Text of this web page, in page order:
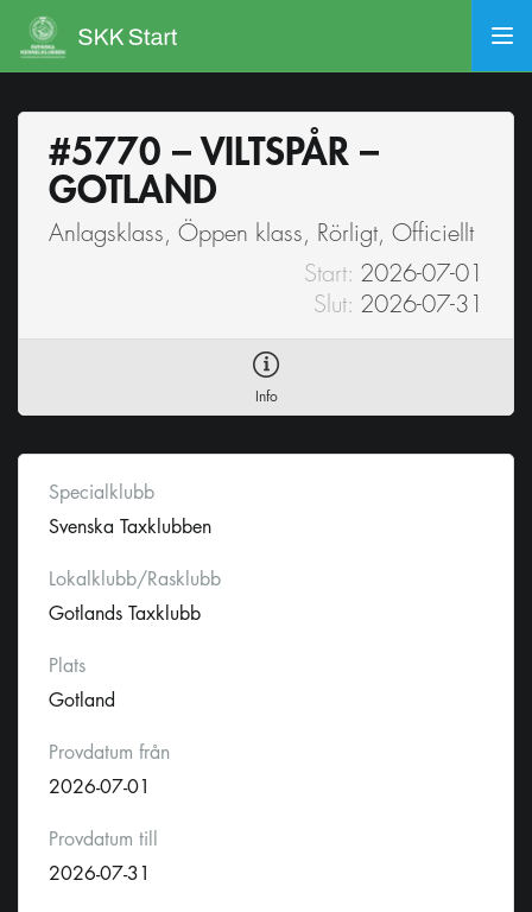
#5770 – VILTSPÅR –
GOTLAND
Anlagsklass, Öppen klass, Rörligt, Officiellt
Start: 2026-07-01
Slut: 2026-07-31
Info
Specialklubb
Svenska Taxklubben
Lokalklubb/Rasklubb
Gotlands Taxklubb
Plats
Gotland
Provdatum från
2026-07-01
Provdatum till
2026-07-31